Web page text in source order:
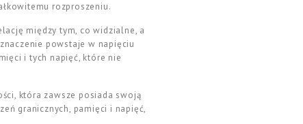
rozproszeniu.
między tym, co widzialne, a
powstaje w napięciu
i tych napięć, które nie
która zawsze posiada swoją
granicznych, pamięci i napięć,